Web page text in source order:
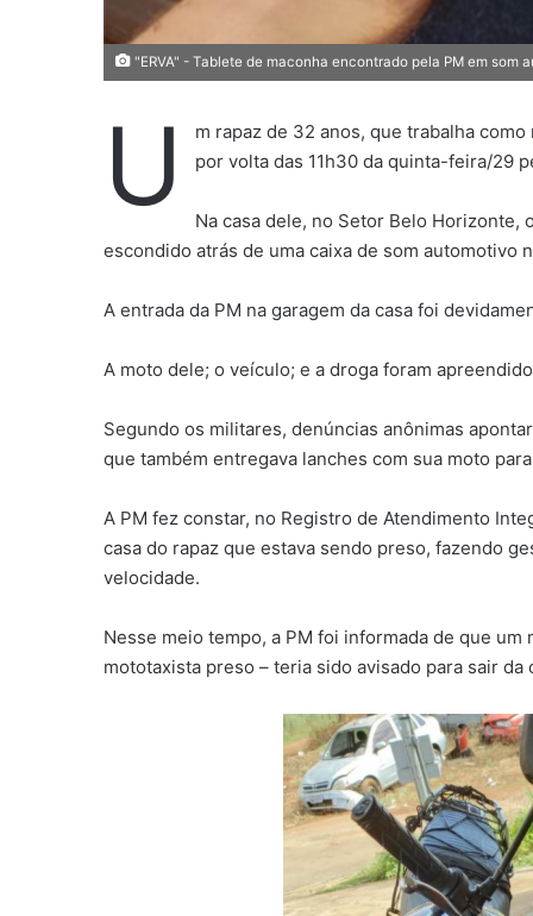
"ERVA" - Tablete de maconha encontrado pela PM em
U
m rapaz de 32 anos, que trabalha
por volta das 11h30 da quinta-feira/29
Na casa dele, no Setor Belo
escondido atrás de uma caixa de som automotivo
A entrada da PM na garagem da casa foi
A moto dele; o veículo; e a droga foram
Segundo os militares, denúncias anônimas
que também entregava lanches com sua moto
A PM fez constar, no Registro de Atendimento
casa do rapaz que estava sendo preso, fazendo
velocidade.
Nesse meio tempo, a PM foi informada de que
mototaxista preso – teria sido avisado para sair